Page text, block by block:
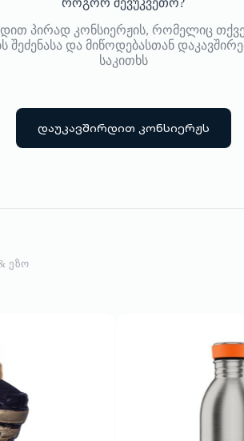
პირად კონსიერჟის, რომელიც
შეძენასა და მიწოდებასთან
საკითხს
დაუკავშირდით კონსიერჟს
ᲔᲖᲝ